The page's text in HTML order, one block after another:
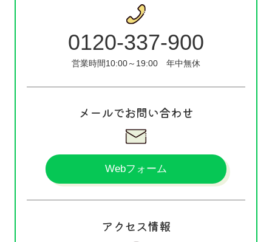
0120-337-900
営業時間10:00～19:00 年中無休
メールでお問い合わせ
Webフォーム
アクセス情報